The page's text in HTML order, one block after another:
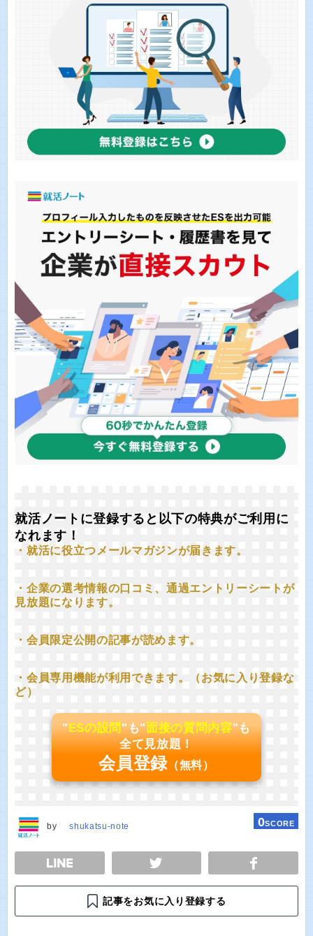
就活ノートに登録すると以下の特典がご利用に
なれます！
・就活に役立つメールマガジンが届きます。
・企業の選考情報の口コミ、通過エントリーシートが
見放題になります。
・会員限定公開の記事が読めます。
・会員専用機能が利用できます。（お気に入り登録な
ど）
"ESの設問"も"面接の質問内容"も
全て見放題！
会員登録 （無料）
by shukatsu-note 0SCORE
TWEET
記事をお気に入り登録する